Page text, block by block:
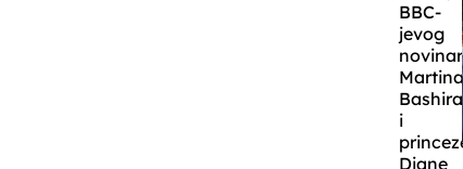
BBC-
jevog
Bashira
i
Diane